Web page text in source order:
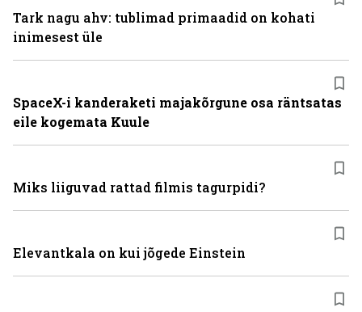
Tark nagu ahv: tublimad primaadid on kohati
inimesest üle
SpaceX-i kanderaketi majakõrgune osa räntsatas
eile kogemata Kuule
Miks liiguvad rattad filmis tagurpidi?
Elevantkala on kui jõgede Einstein